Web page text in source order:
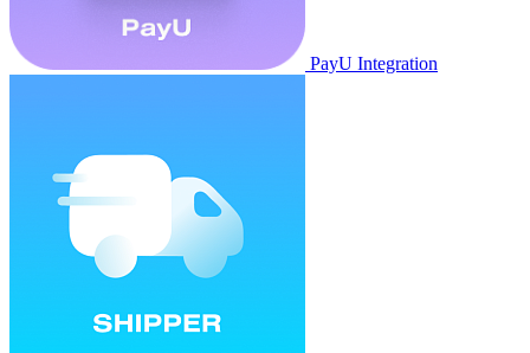
PayU Integration